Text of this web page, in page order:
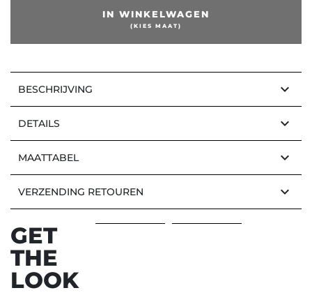
IN WINKELWAGEN
(KIES MAAT)
BESCHRIJVING keyboard_arrow_down
DETAILS keyboard_arrow_down
MAATTABEL keyboard_arrow_down
VERZENDING RETOUREN keyboard_arrow_down
GET
THE
LOOK